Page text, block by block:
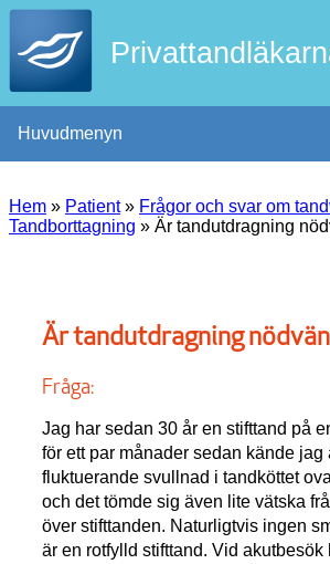
Huvudmenyn
Hem » Patient» Frågor och svar om
Tandborttagning » Är tandutdragning
Är tandutdragning
Fråga:
Jag har sedan 30 år en stifttand på
för ett par månader sedan kände jag
fluktuerande svullnad i tandköttet
och det tömde sig även lite vätska
över stifttanden. Naturligtvis ingen
är en rotfylld stifttand. Vid akutbesök